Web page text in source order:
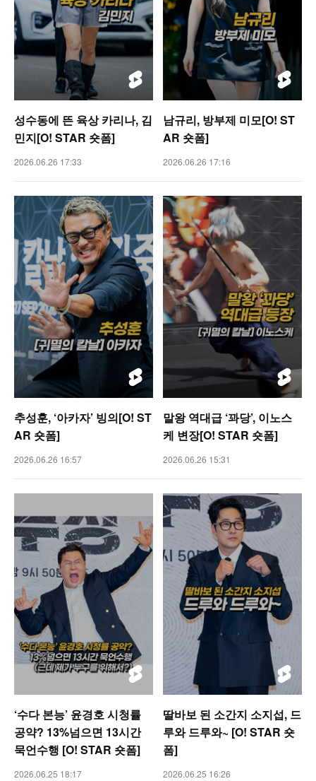
성수동에 뜬 육상 카리나, 김
민지[O! STAR 숏폼]
2026.06.26 17:33
남규리, 방부제 미모[O! ST
AR 숏폼]
2026.06.26 17:16
추성훈, ‘아카자’ 빙의[O! ST
AR 숏폼]
2026.06.26 16:57
말왕 역대급 ‘꽈당’, 이노스
케 변장[O! STAR 숏폼]
2026.06.26 15:31
‘수다 본능’ 윤경호 시청률
공약? 13%넘으면 13시간
묵언수행 [O! STAR 숏폼]
2026.06.25 18:17
딸바보 된 소간지 소지섭, 드
루와 드루와~ [O! STAR 숏
폼]
2026.06.25 16:26